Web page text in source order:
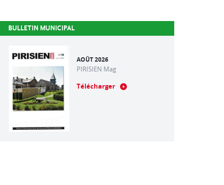
BULLETIN MUNICIPAL
AOÛT 2026
PIRISIEN Mag
Télécharger